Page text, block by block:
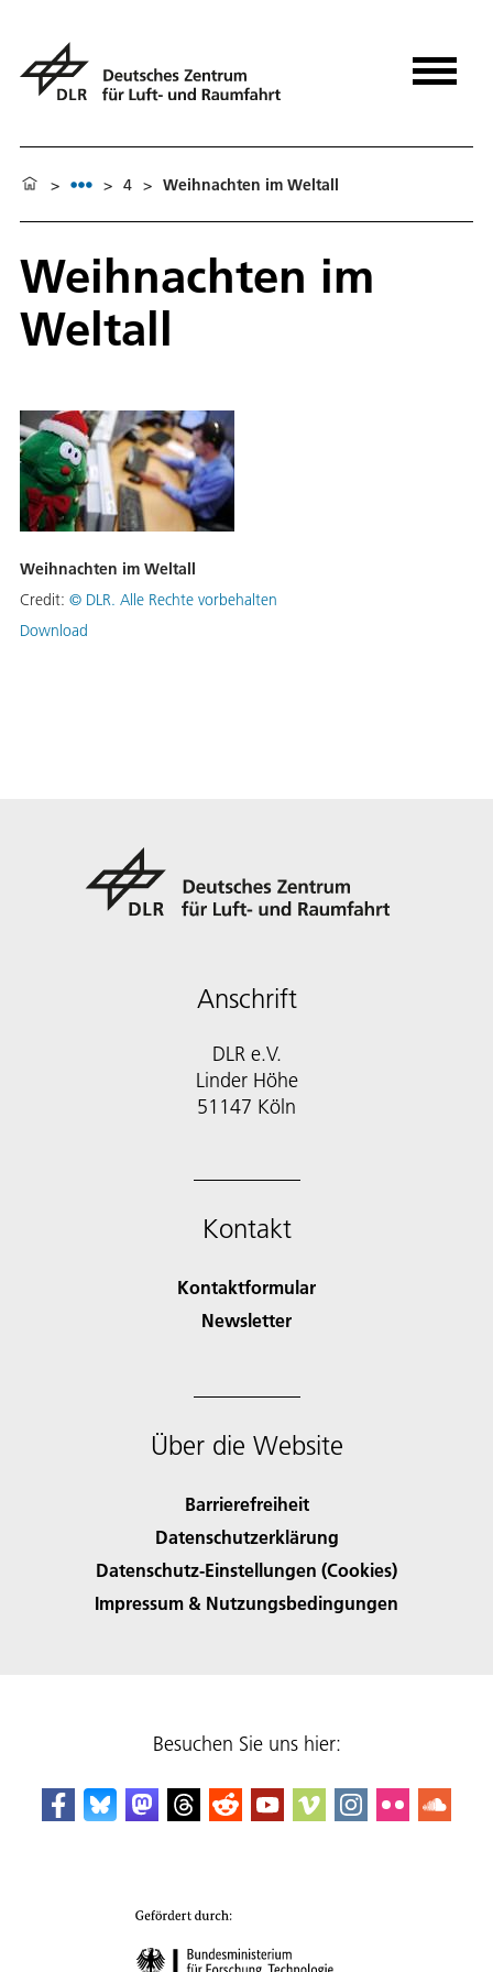
> > 4 > Weihnachten im Weltall
Weihnachten im
Weltall
Weihnachten im Weltall
Credit: © DLR. Alle Rechte vorbehalten
Download
Anschrift
DLR e.V.
Linder Höhe
51147 Köln
Kontakt
Kontaktformular
Newsletter
Über die Website
Barrierefreiheit
Datenschutzerklärung
Datenschutz-Einstellungen (Cookies)
Impressum & Nutzungsbedingungen
Besuchen Sie uns hier: